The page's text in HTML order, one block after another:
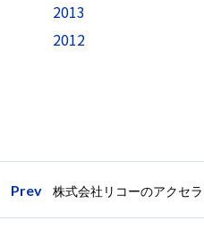
2013
2012
Prev